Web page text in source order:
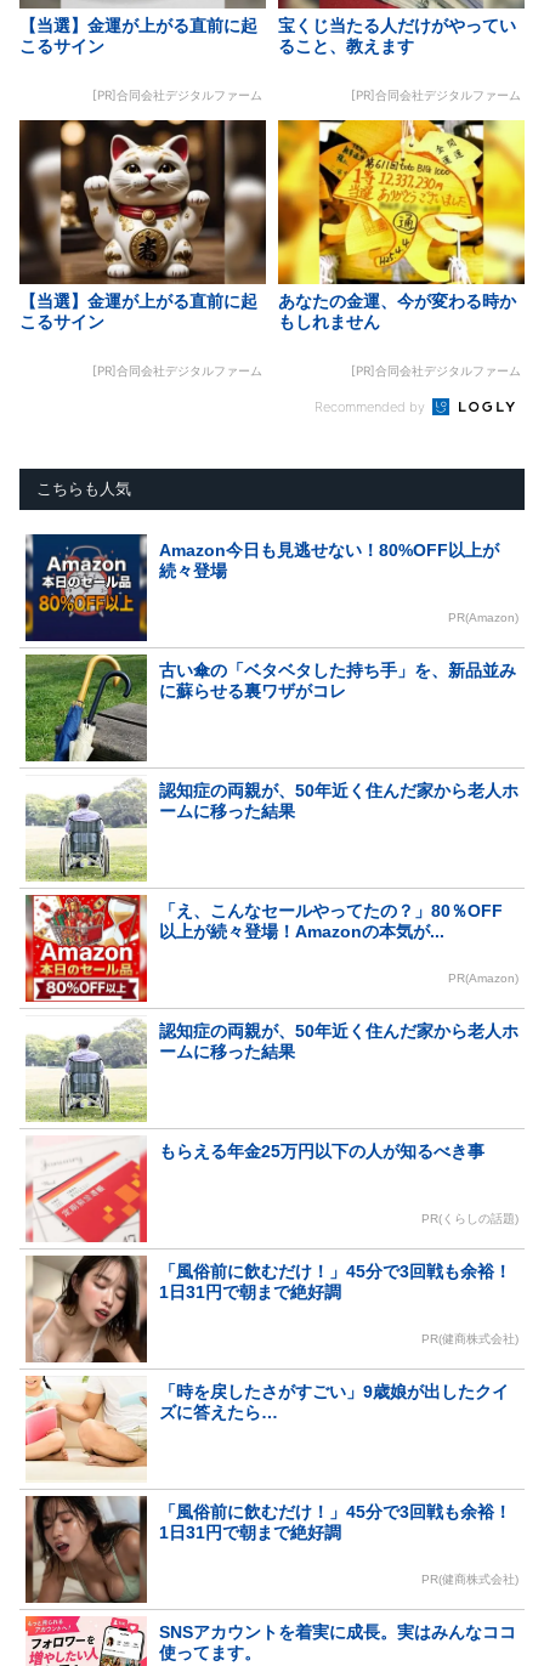
【当選】金運が上がる直前に起
こるサイン
[PR]合同会社デジタルファーム
宝くじ当たる人だけがやってい
ること、教えます
[PR]合同会社デジタルファーム
【当選】金運が上がる直前に起
こるサイン
[PR]合同会社デジタルファーム
あなたの金運、今が変わる時か
もしれません
[PR]合同会社デジタルファーム
Recommended by
こちらも人気
Amazon今日も見逃せない！80%OFF以上が
続々登場
PR(Amazon)
古い傘の「ベタベタした持ち手」を、新品並み
に蘇らせる裏ワザがコレ
認知症の両親が、50年近く住んだ家から老人ホ
ームに移った結果
「え、こんなセールやってたの？」80％OFF
以上が続々登場！Amazonの本気が...
PR(Amazon)
認知症の両親が、50年近く住んだ家から老人ホ
ームに移った結果
もらえる年金25万円以下の人が知るべき事
PR(くらしの話題)
「風俗前に飲むだけ！」45分で3回戦も余裕！
1日31円で朝まで絶好調
PR(健商株式会社)
「時を戻したさがすごい」9歳娘が出したクイ
ズに答えたら…
「風俗前に飲むだけ！」45分で3回戦も余裕！
1日31円で朝まで絶好調
PR(健商株式会社)
SNSアカウントを着実に成長。実はみんなココ
使ってます。